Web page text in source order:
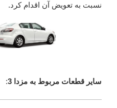
نسبت به تعویض آن اقدام کرد.
سایر قطعات مربوط به مزدا 3 :